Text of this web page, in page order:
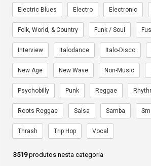
Electric Blues Electro Electronic
Folk, World, & Country Funk / Soul
Interview Italodance Italo-Disco
New Age New Wave Non-Music
Psychobilly Punk Reggae
Roots Reggae Salsa Samba
Thrash Trip Hop Vocal
3519produtos nesta categoria